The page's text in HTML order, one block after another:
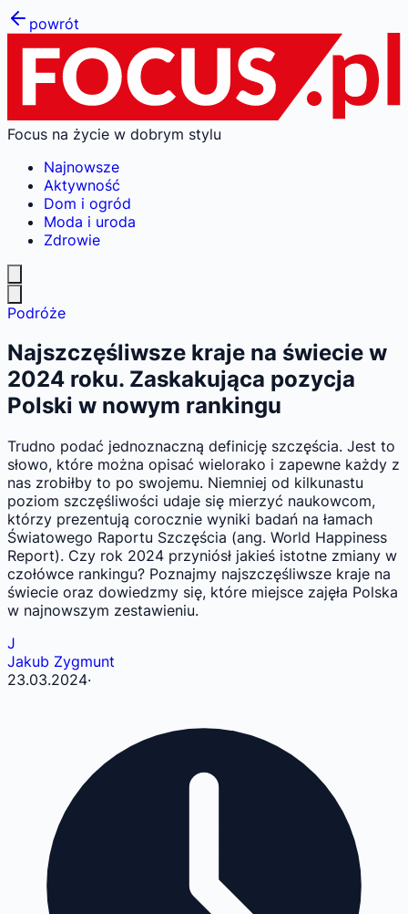
powrót
Focus na życie w dobrym stylu
Najnowsze
Aktywność
Dom i ogród
Moda i uroda
Zdrowie
Podróże
Najszczęśliwsze kraje na świecie w
2024 roku. Zaskakująca pozycja
Polski w nowym rankingu
Trudno podać jednoznaczną definicję szczęścia. Jest to
słowo, które można opisać wielorako i zapewne każdy z
nas zrobiłby to po swojemu. Niemniej od kilkunastu
poziom szczęśliwości udaje się mierzyć naukowcom,
którzy prezentują corocznie wyniki badań na łamach
Światowego Raportu Szczęścia (ang. World Happiness
Report). Czy rok 2024 przyniósł jakieś istotne zmiany w
czołówce rankingu? Poznajmy najszczęśliwsze kraje na
świecie oraz dowiedzmy się, które miejsce zajęła Polska
w najnowszym zestawieniu.
J
Jakub Zygmunt
23.03.2024·